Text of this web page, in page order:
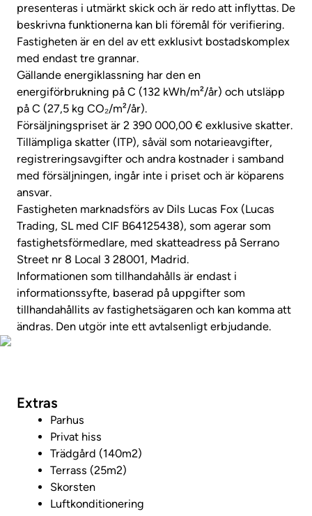
presenteras i utmärkt skick och är redo att inflyttas. De
beskrivna funktionerna kan bli föremål för verifiering.
Fastigheten är en del av ett exklusivt bostadskomplex
med endast tre grannar.
Gällande energiklassning har den en
energiförbrukning på C (132 kWh/m²/år) och utsläpp
på C (27,5 kg CO₂/m²/år).
Försäljningspriset är 2 390 000,00 € exklusive skatter.
Tillämpliga skatter (ITP), såväl som notarieavgifter,
registreringsavgifter och andra kostnader i samband
med försäljningen, ingår inte i priset och är köparens
ansvar.
Fastigheten marknadsförs av Dils Lucas Fox (Lucas
Trading, SL med CIF B64125438), som agerar som
fastighetsförmedlare, med skatteadress på Serrano
Street nr 8 Local 3 28001, Madrid.
Informationen som tillhandahålls är endast i
informationssyfte, baserad på uppgifter som
tillhandahållits av fastighetsägaren och kan komma att
ändras. Den utgör inte ett avtalsenligt erbjudande.
Extras
Parhus
Privat hiss
Trädgård (140m2)
Terrass (25m2)
Skorsten
Luftkonditionering